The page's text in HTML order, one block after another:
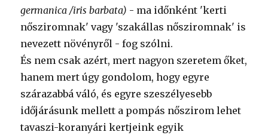
germanica /iris barbata) - ma időnként 'kerti
nősziromnak' vagy 'szakállas nősziromnak' is
nevezett növényről - fog szólni.
És nem csak azért, mert nagyon szeretem őket,
hanem mert úgy gondolom, hogy egyre
szárazabbá váló, és egyre szeszélyesebb
időjárásunk mellett a pompás nőszirom lehet
tavaszi-koranyári kertjeink egyik